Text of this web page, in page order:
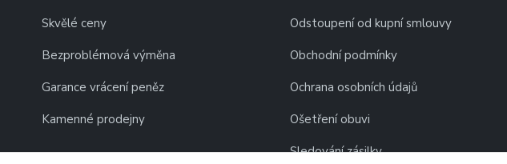
Skvělé ceny
Bezproblémová výměna
Garance vrácení peněz
Kamenné prodejny
Odstoupení od kupní smlouvy
Obchodní podmínky
Ochrana osobních údajů
Ošetření obuvi
Sledování zásilky